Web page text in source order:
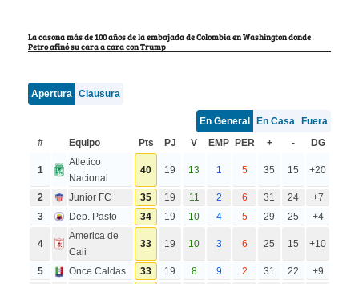
La casona más de 100 años de la embajada de Colombia en Washington donde
Petro afinó su cara a cara con Trump
Apertura Clausura
En General En Casa
Fuera
#
Equipo Pts PJ V EMP PER + - DG
1
Atletico
Nacional
40 19 13 1 5 35 15 +20
2 Junior FC 35 19 11 2 6 31 24
+7
3
Dep. Pasto 34 19 10 4 5 29 25 +4
4
America de
Cali
33 19 10 3 6 25 15 +10
5 Once Caldas 33 19 8 9 2 31 22 +9